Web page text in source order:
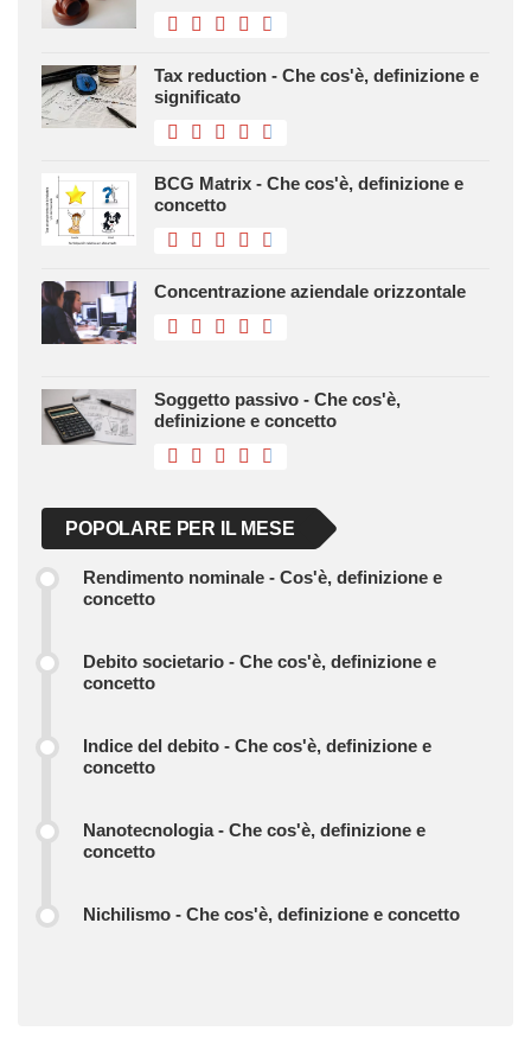
Tax reduction - Che cos'è, definizione e
significato
BCG Matrix - Che cos'è, definizione e
concetto
Concentrazione aziendale orizzontale
Soggetto passivo - Che cos'è,
definizione e concetto
POPOLARE PER IL MESE
Rendimento nominale - Cos'è, definizione e
concetto
Debito societario - Che cos'è, definizione e
concetto
Indice del debito - Che cos'è, definizione e
concetto
Nanotecnologia - Che cos'è, definizione e
concetto
Nichilismo - Che cos'è, definizione e concetto